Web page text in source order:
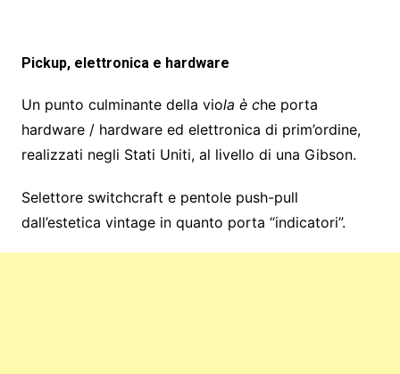
Pickup, elettronica e hardware
Un punto culminante della viola è che porta
hardware / hardware ed elettronica di prim’ordine,
realizzati negli Stati Uniti, al livello di una Gibson.
Selettore switchcraft e pentole push-pull
dall’estetica vintage in quanto porta “indicatori”.